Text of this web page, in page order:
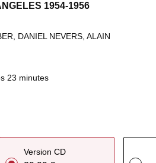
1954-1956
DANIEL NEVERS, ALAIN
23 minutes
Version CD